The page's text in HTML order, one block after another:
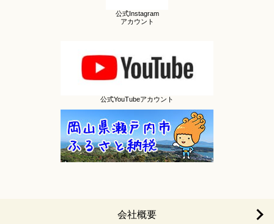
公式Instagram
アカウント
公式YouTubeアカウント
会社概要